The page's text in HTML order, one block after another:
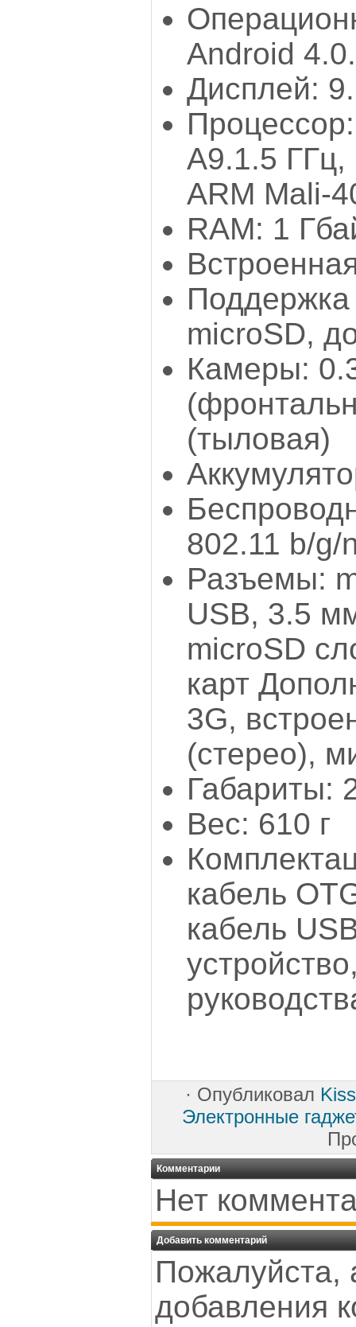
Android
Дисплей:
А9.1.5 ГГц,
ARM Mali-
RAM: 1
Поддержка
microSD,
Камеры:
(тыловая)
802.11 b/g/
Разъемы:
USB, 3.5
microSD
карт
3G,
(стерео),
Габариты:
Вес: 610 г
кабель
кабель
· Опубликовал
Электронные
Комментарии
Нет
Добавить комментарий
Пожалуйста,
добавления